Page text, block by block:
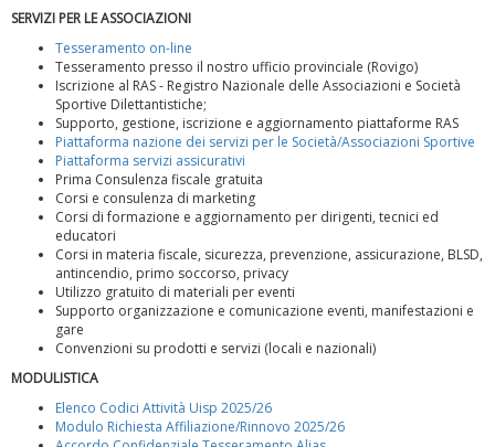
La formazione Uisp rallenta ma prosegue anche in estate
SERVIZI PER LE ASSOCIAZIONI
Tesseramento on-line
Tesseramento presso il nostro ufficio provinciale (Rovigo)
Iscrizione al RAS - Registro Nazionale delle Associazioni e Società
Sportive Dilettantistiche;
Supporto, gestione, iscrizione e aggiornamento piattaforme RAS
Piattaforma nazione dei servizi per le Società/Associazioni Sportive
Piattaforma servizi assicurativi
Prima Consulenza fiscale gratuita
Corsi e consulenza di marketing
Corsi di formazione e aggiornamento per dirigenti, tecnici ed
educatori
Corsi in materia fiscale, sicurezza, prevenzione, assicurazione, BLSD,
antincendio, primo soccorso, privacy
Utilizzo gratuito di materiali per eventi
Supporto organizzazione e comunicazione eventi, manifestazioni e
gare
Convenzioni su prodotti e servizi (locali e nazionali)
MODULISTICA
Elenco Codici Attività Uisp 2025/26
Modulo Richiesta Affiliazione/Rinnovo 2025/26